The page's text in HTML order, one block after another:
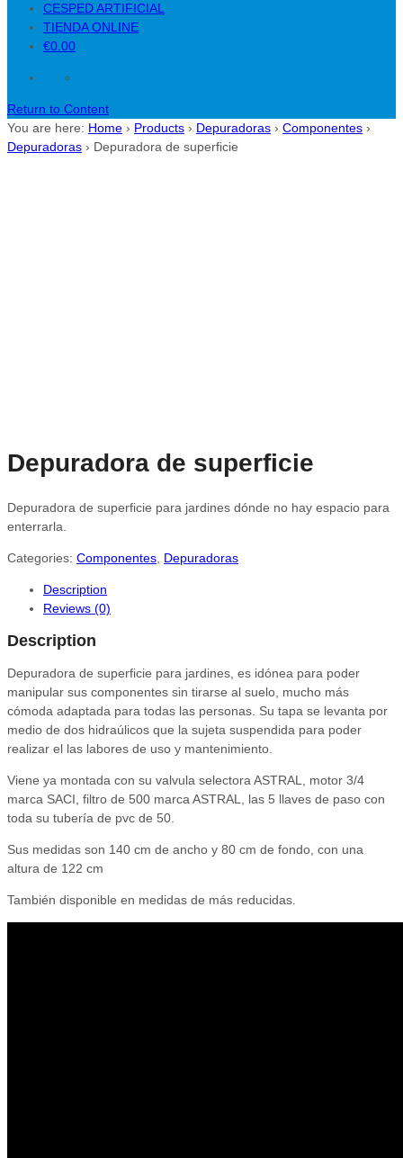
CESPED ARTIFICIAL
TIENDA ONLINE
€0.00
Return to Content
You are here: Home › Products › Depuradoras › Componentes ›
Depuradoras › Depuradora de superficie
Depuradora de superficie
Depuradora de superficie para jardines dónde no hay espacio para
enterrarla.
Categories: Componentes, Depuradoras
Description
Reviews (0)
Description
Depuradora de superficie para jardines, es idónea para poder
manipular sus componentes sin tirarse al suelo, mucho más
cómoda adaptada para todas las personas. Su tapa se levanta por
medio de dos hidraúlicos que la sujeta suspendida para poder
realizar el las labores de uso y mantenimiento.
Viene ya montada con su valvula selectora ASTRAL, motor 3/4
marca SACI, filtro de 500 marca ASTRAL, las 5 llaves de paso con
toda su tubería de pvc de 50.
Sus medidas son 140 cm de ancho y 80 cm de fondo, con una
altura de 122 cm
También disponible en medidas de más reducidas.